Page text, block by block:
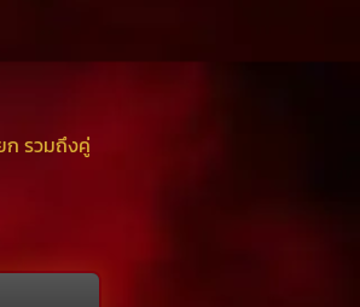
ก รวมถึงคู่